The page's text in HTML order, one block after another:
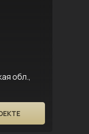
обл.,